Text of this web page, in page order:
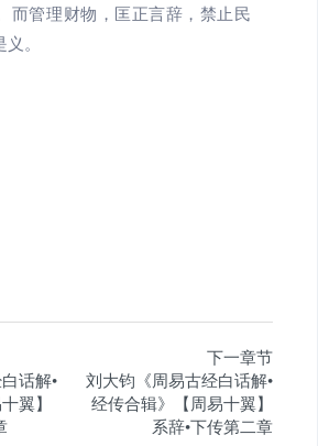
而管理财物，匡正言辞，禁止民
。
话解•
翼】
下一章节
刘大钧《周易古经白话解•
经传合辑》【周易十翼】
系辞•下传第二章